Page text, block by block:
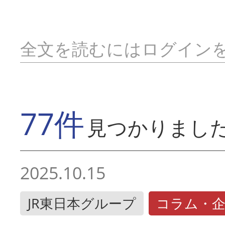
全文を読むにはログイン
77件 見つかりまし
2025.10.15
JR東日本グループ コラム・